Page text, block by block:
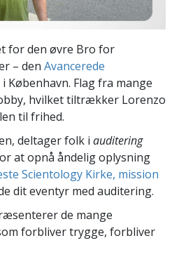
for den øvre Bro for
– den Avancerede
i København. Flag fra mange
hvilket tiltrækker Lorenzo
til frihed.
deltager folk i auditering
at opnå åndelig oplysning
Scientology Kirke, mission
dit eventyr med auditering.
de mange
forbliver trygge, forbliver